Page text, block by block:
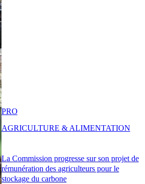
La Commission progresse sur son projet de
rémunération des agriculteurs pour le
stockage du carbone
PRO
AGRICULTURE & ALIMENTATION